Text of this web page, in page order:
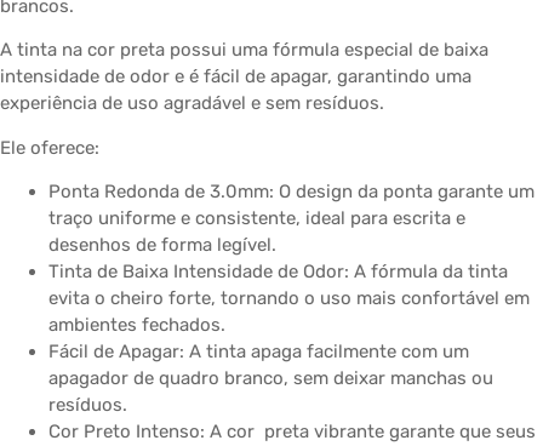
brancos.
A tinta na cor preta possui uma fórmula especial de baixa
intensidade de odor e é fácil de apagar, garantindo uma
experiência de uso agradável e sem resíduos.
Ele oferece:
Ponta Redonda de 3.0mm: O design da ponta garante um
traço uniforme e consistente, ideal para escrita e
desenhos de forma legível.
Tinta de Baixa Intensidade de Odor: A fórmula da tinta
evita o cheiro forte, tornando o uso mais confortável em
ambientes fechados.
Fácil de Apagar: A tinta apaga facilmente com um
apagador de quadro branco, sem deixar manchas ou
resíduos.
Cor Preto Intenso: A cor preta vibrante garante que seus